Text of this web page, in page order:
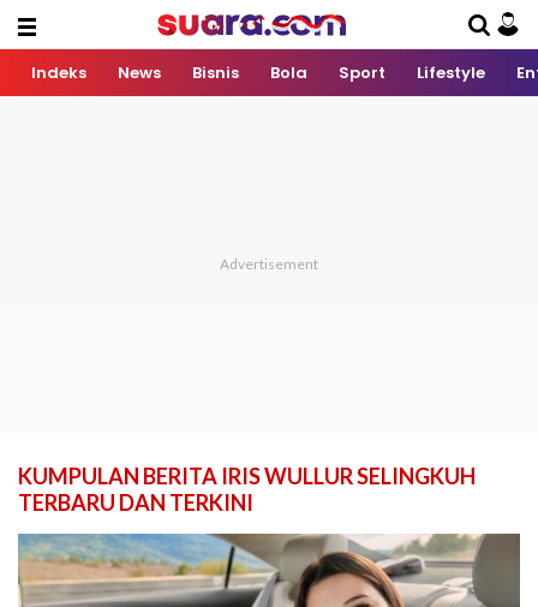
Indeks News Bisnis Bola Sport Lifestyle
KUMPULAN BERITA IRIS WULLUR SELINGKUH
TERBARU DAN TERKINI